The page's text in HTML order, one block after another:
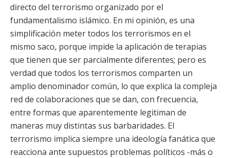
directo del terrorismo organizado por el
fundamentalismo islámico. En mi opinión, es una
simplificación meter todos los terrorismos en el
mismo saco, porque impide la aplicación de terapias
que tienen que ser parcialmente diferentes; pero es
verdad que todos los terrorismos comparten un
amplio denominador común, lo que explica la compleja
red de colaboraciones que se dan, con frecuencia,
entre formas que aparentemente legitiman de
maneras muy distintas sus barbaridades. El
terrorismo implica siempre una ideología fanática que
reacciona ante supuestos problemas políticos -más o